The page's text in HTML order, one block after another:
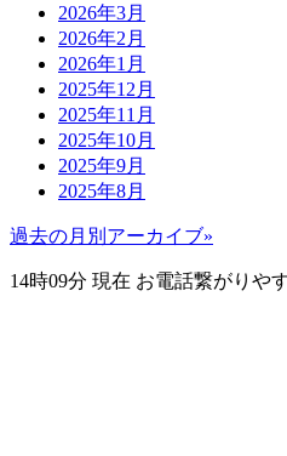
2026年3月
2026年2月
2026年1月
2025年12月
2025年11月
2025年10月
2025年9月
2025年8月
過去の月別アーカイブ»
14時09分 現在 お電話繋がりや